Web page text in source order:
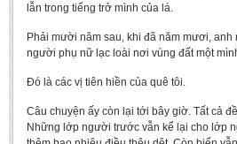
lẫn trong tiếng trở mình của lá.
Phải mười năm sau, khi đã năm mươi, anh
người phụ nữ lạc loài nơi vùng đất một
Đó là các vị tiên hiền của quê tôi.
Câu chuyện ấy còn lại tới bây giờ. Tất cả
Những lớp người trước vẫn kể lại cho lớp